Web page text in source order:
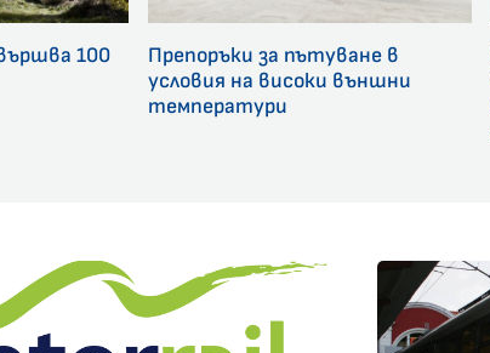
100
Препоръки за пътуване в
условия на високи външни
температури